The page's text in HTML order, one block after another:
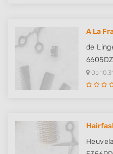
A La
de
6605DZ
Op